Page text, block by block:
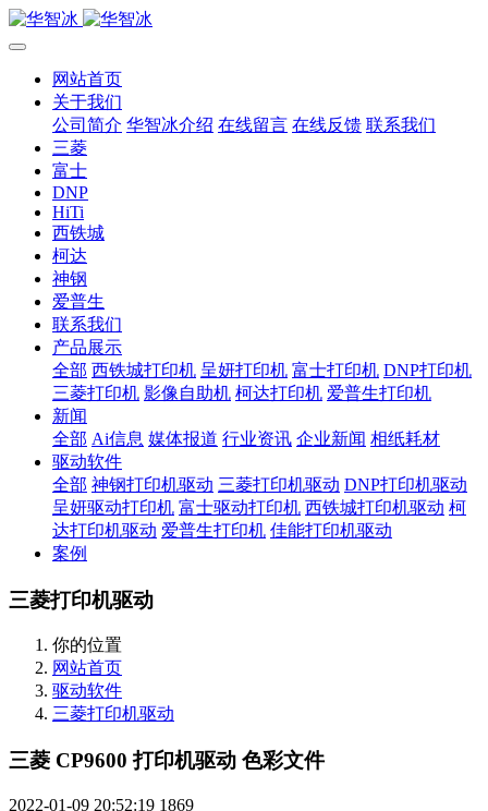
网站首页
关于我们
公司简介 华智冰介绍 在线留言 在线反馈 联系我们
三菱
富士
DNP
HiTi
西铁城
柯达
神钢
爱普生
联系我们
产品展示
全部 西铁城打印机 呈妍打印机 富士打印机 DNP打印机
三菱打印机 影像自助机 柯达打印机 爱普生打印机
新闻
全部 Ai信息 媒体报道 行业资讯 企业新闻 相纸耗材
驱动软件
全部 神钢打印机驱动 三菱打印机驱动 DNP打印机驱动
呈妍驱动打印机 富士驱动打印机 西铁城打印机驱动 柯
达打印机驱动 爱普生打印机 佳能打印机驱动
案例
三菱打印机驱动
你的位置
网站首页
驱动软件
三菱打印机驱动
三菱 CP9600 打印机驱动 色彩文件
2022-01-09 20:52:19 1869